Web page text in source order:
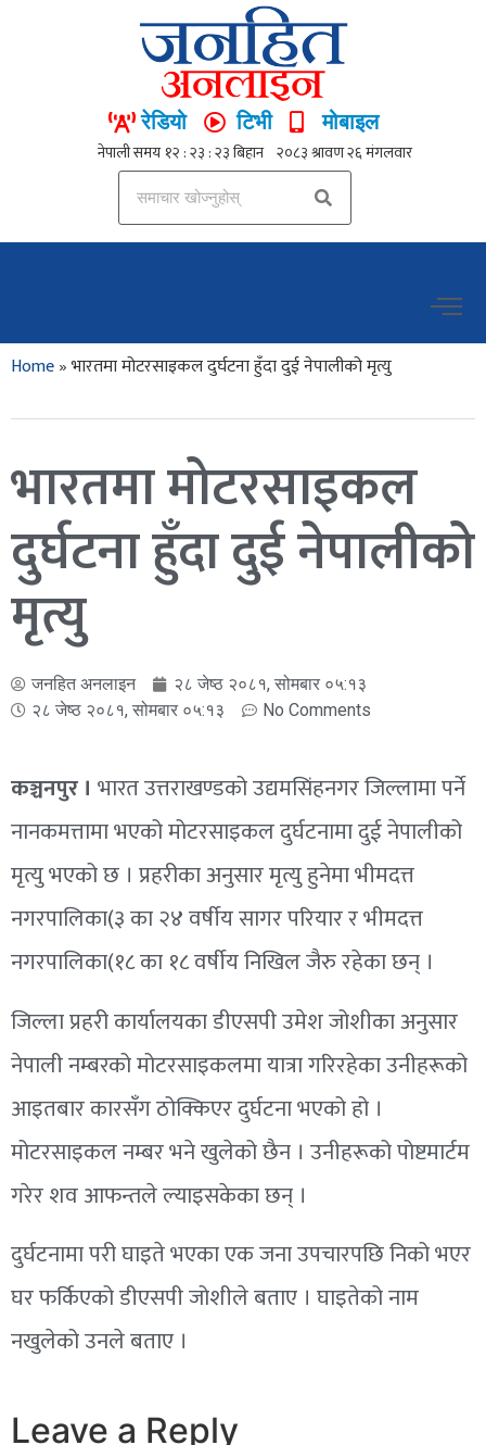
रेडियो टिभी मोबाइल
Home»भारतमा मोटरसाइकल दुर्घटना हुँदा दुई नेपालीको मृत्यु
भारतमा मोटरसाइकल
दुर्घटना हुँदा दुई नेपालीको
मृत्यु
जनहित अनलाइन
२८ जेष्ठ २०८१, सोमबार ०५:१३
२८ जेष्ठ २०८१, सोमबार ०५:१३
No Comments
कञ्चनपुर । भारत उत्तराखण्डको उद्यमसिंहनगर जिल्लामा पर्ने
नानकमत्तामा भएको मोटरसाइकल दुर्घटनामा दुई नेपालीको
मृत्यु भएको छ । प्रहरीका अनुसार मृत्यु हुनेमा भीमदत्त
नगरपालिका(३ का २४ वर्षीय सागर परियार र भीमदत्त
नगरपालिका(१८ का १८ वर्षीय निखिल जैरु रहेका छन् ।
जिल्ला प्रहरी कार्यालयका डीएसपी उमेश जोशीका अनुसार
नेपाली नम्बरको मोटरसाइकलमा यात्रा गरिरहेका उनीहरूको
आइतबार कारसँग ठोक्किएर दुर्घटना भएको हो ।
मोटरसाइकल नम्बर भने खुलेको छैन । उनीहरूको पोष्टमार्टम
गरेर शव आफन्तले ल्याइसकेका छन् ।
दुर्घटनामा परी घाइते भएका एक जना उपचारपछि निको भएर
घर फर्किएको डीएसपी जोशीले बताए । घाइतेको नाम
नखुलेको उनले बताए ।
Leave a Reply